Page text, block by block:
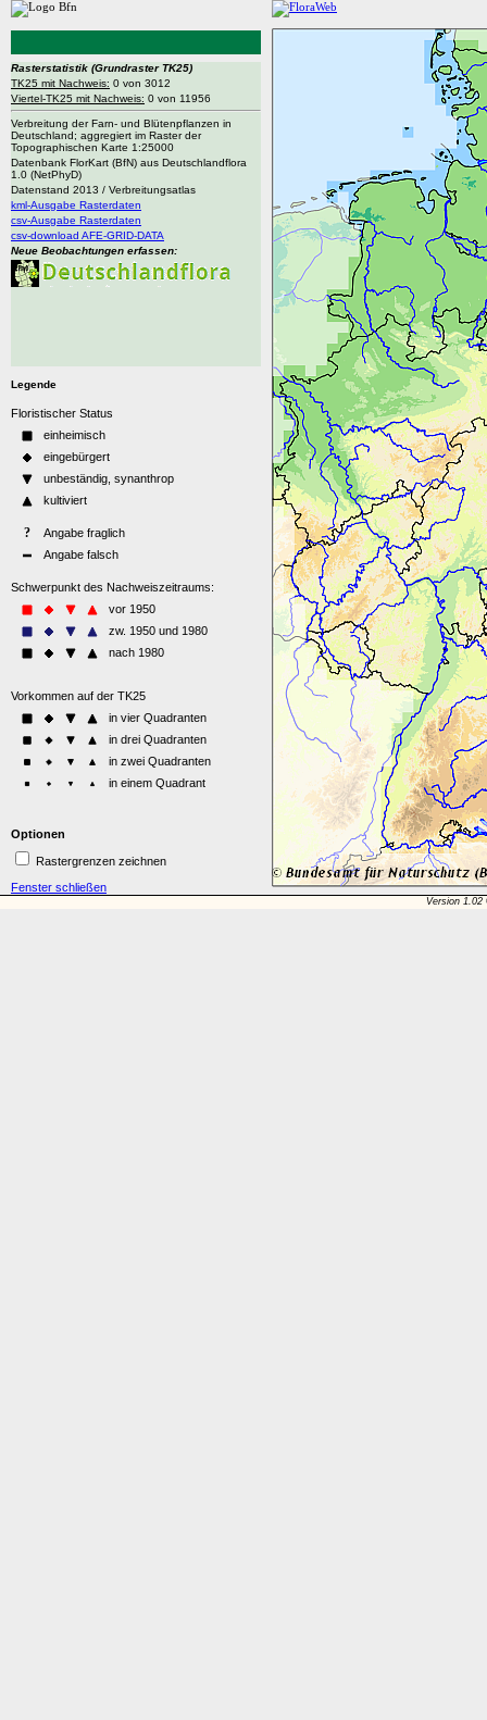
Rasterstatistik (Grundraster TK25)
TK25 mit Nachweis: 0 von 3012
Viertel-TK25 mit Nachweis: 0 von 11956
Verbreitung der Farn- und Blütenpflanzen in
Deutschland; aggregiert im Raster der
Topographischen Karte 1:25000
Datenbank FlorKart (BfN) aus Deutschlandflora
1.0 (NetPhyD)
Datenstand 2013 / Verbreitungsatlas
kml-Ausgabe Rasterdaten
csv-Ausgabe Rasterdaten
csv-download AFE-GRID-DATA
Neue Beobachtungen erfassen:
Legende
Optionen
Rastergrenzen zeichnen
Fenster schließen
Version